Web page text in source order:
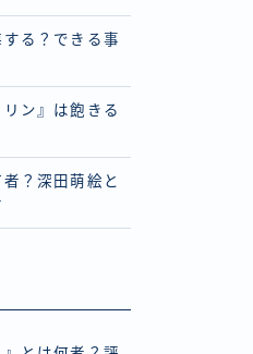
る？できる事
ン』は飽きる
？深田萌絵と